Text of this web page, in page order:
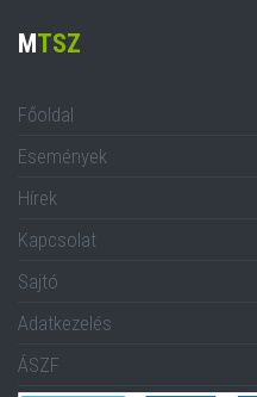
MTSZ
Főoldal
Események
Hírek
Kapcsolat
Sajtó
Adatkezelés
ÁSZF